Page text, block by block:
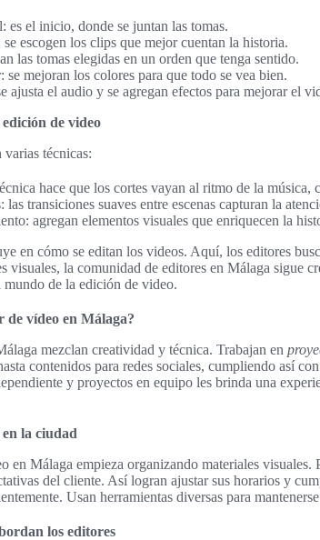
es el inicio, donde se juntan las tomas.
se escogen los clips que mejor cuentan la historia.
las tomas elegidas en un orden que tenga sentido.
mejoran los colores para que todo se vea bien.
ajusta el audio y se agregan efectos para mejorar el
de video
varias técnicas:
hace que los cortes vayan al ritmo de la música,
las transiciones suaves entre escenas capturan la
agregan elementos visuales que enriquecen la
en cómo se editan los videos. Aquí, los editores
visuales, la comunidad de editores en Málaga sigue
mundo de la edición de video.
vídeo en Málaga?
mezclan creatividad y técnica. Trabajan en
contenidos para redes sociales, cumpliendo así
y proyectos en equipo les brinda una
la ciudad
en Málaga empieza organizando materiales visuales.
del cliente. Así logran ajustar sus horarios y
Usan herramientas diversas para
los editores